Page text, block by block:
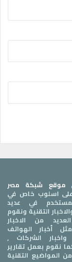
موقع شبكة مصر
اسلوب خاص في
في عديد
التقنية ونقوم
من الاخبار
أخبار الهواتف
الشركات ,
نقوم بعمل تقارير
التقنية